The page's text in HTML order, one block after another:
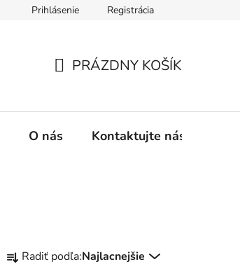
Prihlásenie Registrácia
KOŠÍK
PRÁZDNY KOŠÍK
O nás Kontaktujte nás
a Radiť podľa:Najlacnejšie